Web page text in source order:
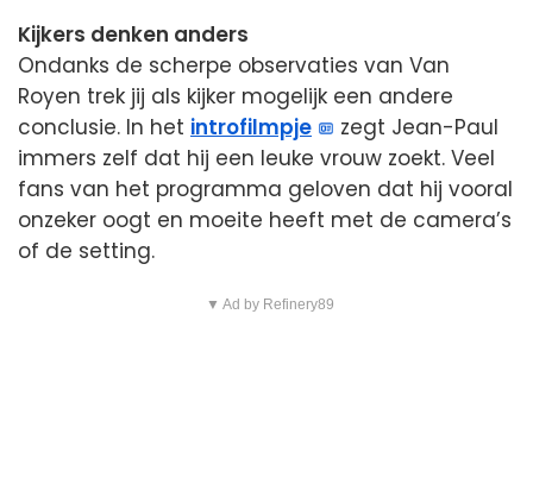
Kijkers denken anders
Ondanks de scherpe observaties van Van
Royen trek jij als kijker mogelijk een andere
conclusie. In het introfilmpje
zegt Jean-Paul
immers zelf dat hij een leuke vrouw zoekt. Veel
fans van het programma geloven dat hij vooral
onzeker oogt en moeite heeft met de camera’s
of de setting.
▼ Ad by Refinery89